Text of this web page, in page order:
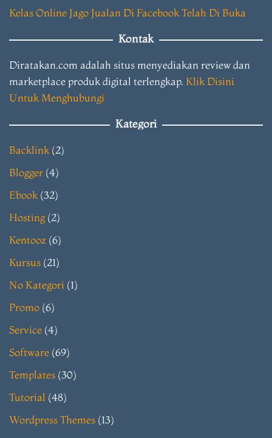
Kelas Online Jago Jualan Di Facebook Telah Di Buka
Kontak
Diratakan.com adalah situs menyediakan review dan
marketplace produk digital terlengkap. Klik Disini
Untuk Menghubungi
Kategori
Backlink(2)
Blogger (4)
Ebook(32)
Hosting(2)
Kentooz (6)
Kursus (21)
No Kategori (1)
Promo (6)
Service (4)
Software (69)
Templates (30)
Tutorial (48)
Wordpress Themes (13)